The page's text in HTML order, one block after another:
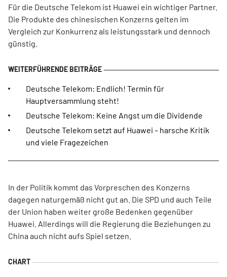
Für die Deutsche Telekom ist Huawei ein wichtiger Partner.
Die Produkte des chinesischen Konzerns gelten im
Vergleich zur Konkurrenz als leistungsstark und dennoch
günstig.
Deutsche Telekom: Endlich! Termin für
Hauptversammlung steht!
Deutsche Telekom: Keine Angst um die Dividende
Deutsche Telekom setzt auf Huawei – harsche Kritik
und viele Fragezeichen
In der Politik kommt das Vorpreschen des Konzerns
dagegen naturgemäß nicht gut an. Die SPD und auch Teile
der Union haben weiter große Bedenken gegenüber
Huawei. Allerdings will die Regierung die Beziehungen zu
China auch nicht aufs Spiel setzen.